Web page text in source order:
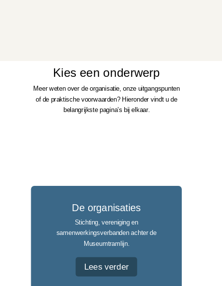
Kies een onderwerp
Meer weten over de organisatie, onze uitgangspunten
of de praktische voorwaarden? Hieronder vindt u de
belangrijkste pagina’s bij elkaar.
De organisaties
Stichting, vereniging en
samenwerkingsverbanden achter de
Museumtramlijn.
Lees verder